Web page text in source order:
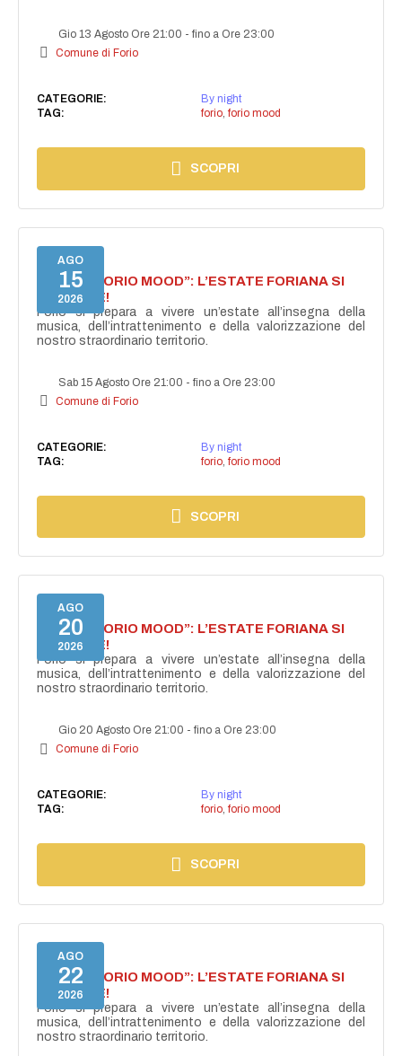
Gio 13 Agosto Ore 21:00 -fino a Ore 23:00
Comune di Forio
CATEGORIE:
By night
TAG:
forio, forio mood
SCOPRI
AGO
15
2026
NASCE “FORIO MOOD”: L’ESTATE FORIANA SI
ACCENDE!
Forio si prepara a vivere un’estate all’insegna della
musica, dell’intrattenimento e della valorizzazione del
nostro straordinario territorio.
Sab 15 Agosto Ore 21:00 -fino a Ore 23:00
Comune di Forio
CATEGORIE:
By night
TAG:
forio, forio mood
SCOPRI
AGO
20
2026
NASCE “FORIO MOOD”: L’ESTATE FORIANA SI
ACCENDE!
Forio si prepara a vivere un’estate all’insegna della
musica, dell’intrattenimento e della valorizzazione del
nostro straordinario territorio.
Gio 20 Agosto Ore 21:00 -fino a Ore 23:00
Comune di Forio
CATEGORIE:
By night
TAG:
forio, forio mood
SCOPRI
AGO
22
2026
NASCE “FORIO MOOD”: L’ESTATE FORIANA SI
ACCENDE!
Forio si prepara a vivere un’estate all’insegna della
musica, dell’intrattenimento e della valorizzazione del
nostro straordinario territorio.